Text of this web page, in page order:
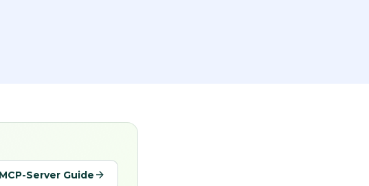
Server Guide arrow_forward